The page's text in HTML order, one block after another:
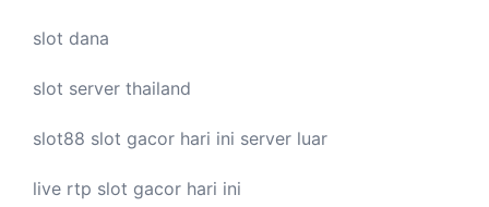
slot dana
slot server thailand
slot88 slot gacor hari ini server luar
live rtp slot gacor hari ini